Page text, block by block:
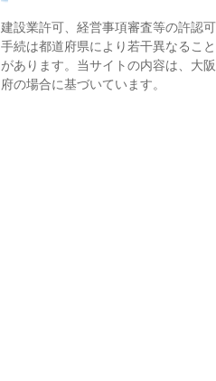
建設業許可、経営事項審査等の許認可
手続は都道府県により若干異なること
があります。当サイトの内容は、大阪
府の場合に基づいています。